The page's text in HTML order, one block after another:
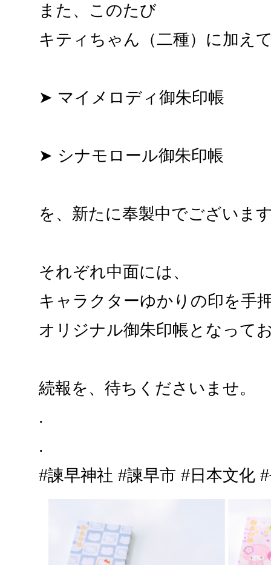
また、このたび
キティちゃん（二種）に加え
➤ マイメロディ御朱印帳
➤ シナモロール御朱印帳
を、新たに奉製中でございま
それぞれ中面には、
キャラクターゆかりの印を手
オリジナル御朱印帳となって
続報を、待ちくださいませ。
.
.
#諫早神社 #諫早市 #日本文化